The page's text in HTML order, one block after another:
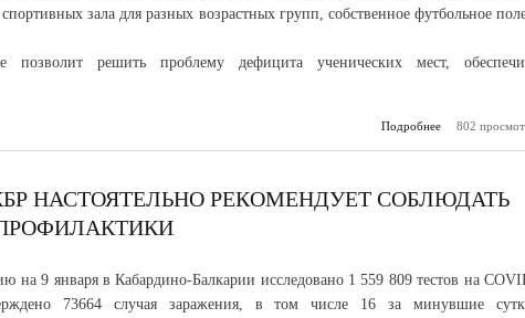
зала для разных возрастных групп, собственное футбольное
позволит решить проблему дефицита ученических мест,
Подробнее
о
802
НАСТОЯТЕЛЬНО РЕКОМЕНДУЕТ СОБЛЮДАТЬ
на 9 января в Кабардино-Балкарии исследовано 1 559 809 тестов на
73664 случая заражения, в том числе 16 за минувшие